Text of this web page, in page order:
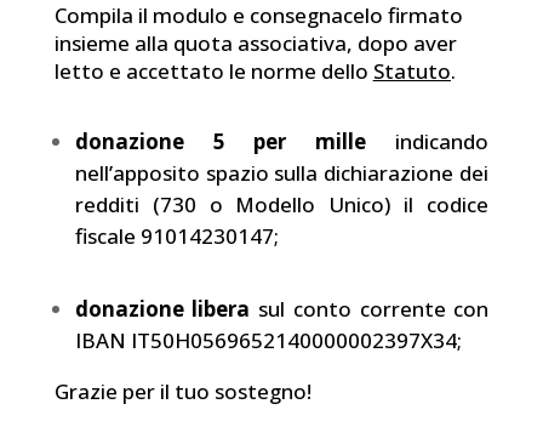
Compila il modulo e consegnacelo firmato
insieme alla quota associativa, dopo aver
letto e accettato le norme dello Statuto.
donazione 5 per mille indicando
nell’apposito spazio sulla dichiarazione dei
redditi (730 o Modello Unico) il codice
fiscale 91014230147;
donazione libera sul conto corrente con
IBAN IT50H0569652140000002397X34;
Grazie per il tuo sostegno!